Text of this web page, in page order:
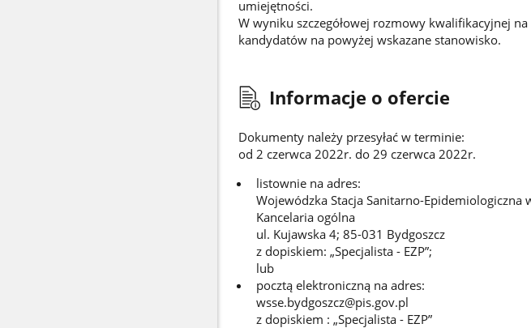
umiejętności.
W wyniku szczegółowej rozmowy kwalifikacyjnej
kandydatów na powyżej wskazane stanowisko.
Informacje o ofercie
Dokumenty należy przesyłać w terminie:
od 2 czerwca 2022r. do 29 czerwca 2022r.
listownie na adres:
Wojewódzka Stacja Sanitarno-Epidemiologiczna
Kancelaria ogólna
ul. Kujawska 4; 85-031 Bydgoszcz
z dopiskiem: „Specjalista - EZP”;
lub
pocztą elektroniczną na adres:
wsse.bydgoszcz@pis.gov.pl
z dopiskiem : „Specjalista - EZP”